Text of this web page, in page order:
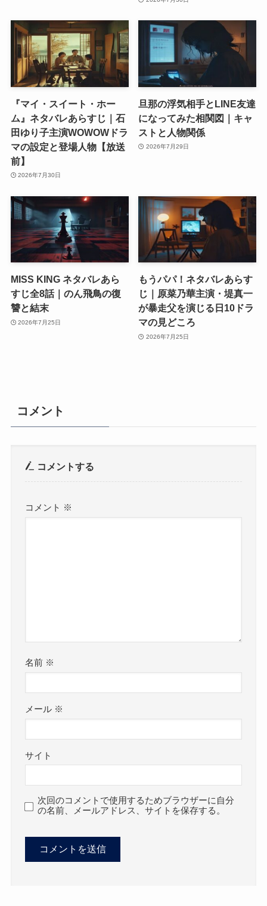
『マイ・スイート・ホー
ム』ネタバレあらすじ｜石
田ゆり子主演WOWOWドラ
マの設定と登場人物【放送
前】
2026年7月30日
旦那の浮気相手とLINE友達
になってみた相関図｜キャ
ストと人物関係
2026年7月29日
MISS KING ネタバレあら
すじ全8話｜のん飛鳥の復
讐と結末
2026年7月25日
もうパパ！ネタバレあらす
じ｜原菜乃華主演・堤真一
が暴走父を演じる日10ドラ
マの見どころ
2026年7月25日
コメント
コメントする
コメント ※
名前 ※
メール ※
サイト
次回のコメントで使用するためブラウザーに自分
の名前、メールアドレス、サイトを保存する。